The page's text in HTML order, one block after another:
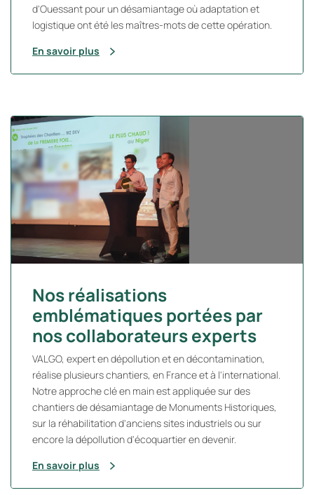
d'Ouessant pour un désamiantage où adaptation et
logistique ont été les maîtres-mots de cette opération.
En savoir plus
Nos réalisations
emblématiques portées par
nos collaborateurs experts
VALGO, expert en dépollution et en décontamination,
réalise plusieurs chantiers, en France et à l'international.
Notre approche clé en main est appliquée sur des
chantiers de désamiantage de Monuments Historiques,
sur la réhabilitation d'anciens sites industriels ou sur
encore la dépollution d'écoquartier en devenir.
En savoir plus